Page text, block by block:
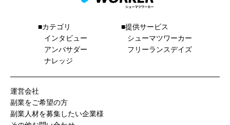
■カテゴリ
インタビュー
アンバサダー
ナレッジ
■提供サービス
シューマツワーカー
フリーランスデイズ
運営会社
副業をご希望の方
副業人材を募集したい企業様